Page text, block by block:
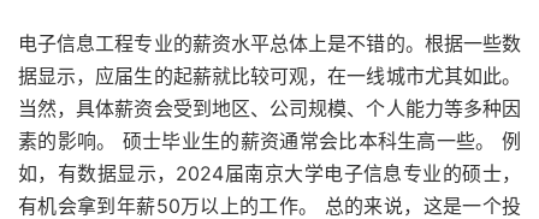
电子信息工程专业的薪资水平总体上是不错的。根据一些数
据显示，应届生的起薪就比较可观，在一线城市尤其如此。
当然，具体薪资会受到地区、公司规模、个人能力等多种因
素的影响。 硕士毕业生的薪资通常会比本科生高一些。 例
如，有数据显示，2024届南京大学电子信息专业的硕士，
有机会拿到年薪50万以上的工作。 总的来说，这是一个投